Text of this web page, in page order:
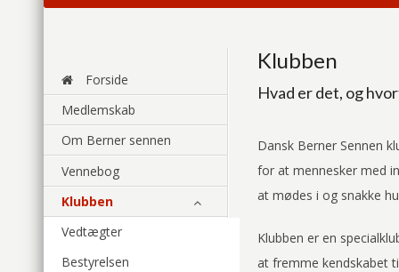
Forside
Medlemskab
Om Berner sennen
Vennebog
Klubben
Vedtægter
Bestyrelsen
Klubben
Hvad er det, og
Dansk Berner Sennen
for at mennesker med
at mødes i og snakke
Klubben er en
at fremme kendskabet